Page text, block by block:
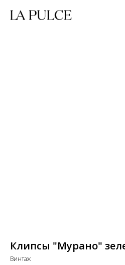
Клипсы "Мурано"
Винтаж